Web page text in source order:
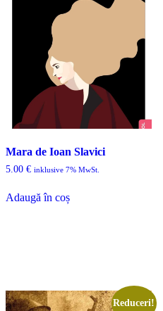
Mara de Ioan Slavici
5.00 € inklusive 7% MwSt.
Adaugă în coș
Reduceri!